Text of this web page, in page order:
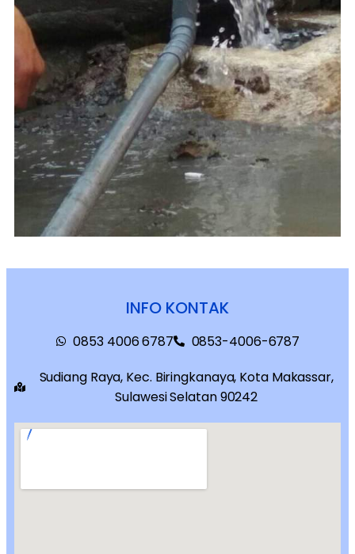
INFO KONTAK
0853 4006 6787
0853-4006-6787
Sudiang Raya, Kec. Biringkanaya, Kota Makassar,
Sulawesi Selatan 90242